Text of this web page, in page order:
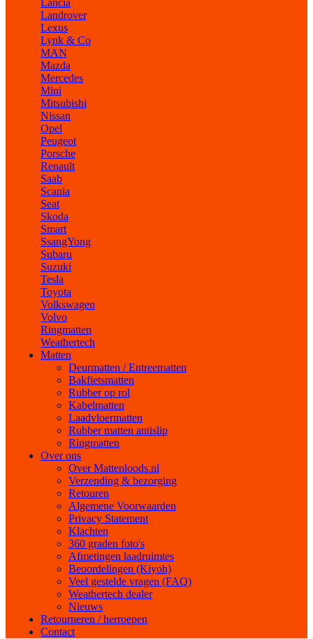
Lancia
Landrover
Lexus
Lynk & Co
MAN
Mazda
Mercedes
Mini
Mitsubishi
Nissan
Opel
Peugeot
Porsche
Renault
Saab
Scania
Seat
Skoda
Smart
SsangYong
Subaru
Suzuki
Tesla
Toyota
Volkswagen
Volvo
Ringmatten
Weathertech
Matten
Deurmatten / Entreematten
Bakfietsmatten
Rubber op rol
Kabelmatten
Laadvloermatten
Rubber matten antislip
Ringmatten
Over ons
Over Mattenloods.nl
Verzending & bezorging
Retouren
Algemene Voorwaarden
Privacy Statement
Klachten
360 graden foto's
Afmetingen laadruimtes
Beoordelingen (Kiyoh)
Veel gestelde vragen (FAQ)
Weathertech dealer
Nieuws
Retourneren / herroepen
Contact